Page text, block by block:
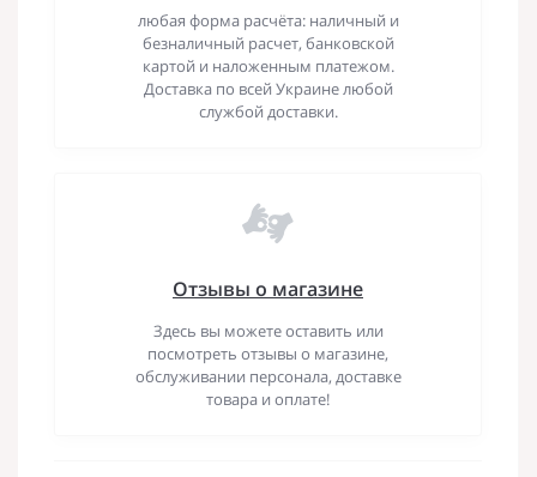
любая форма расчёта: наличный и
безналичный расчет, банковской
картой и наложенным платежом.
Доставка по всей Украине любой
службой доставки.
Отзывы о магазине
Здесь вы можете оставить или
посмотреть отзывы о магазине,
обслуживании персонала, доставке
товара и оплате!